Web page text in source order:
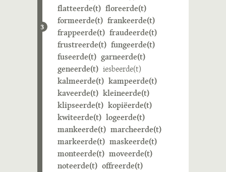
3
flatteerde(t) floreerde(t)
formeerde(t) frankeerde(t)
frappeerde(t) fraudeerde(t)
frustreerde(t) fungeerde(t)
fuseerde(t) garneerde(t)
geneerde(t) iesbeerde(t)
kalmeerde(t) kampeerde(t)
kaveerde(t) kleineerde(t)
klipseerde(t) kopiëerde(t)
kwiteerde(t) logeerde(t)
mankeerde(t) marcheerde(t)
markeerde(t) maskeerde(t)
monteerde(t) moveerde(t)
noteerde(t) offreerde(t)